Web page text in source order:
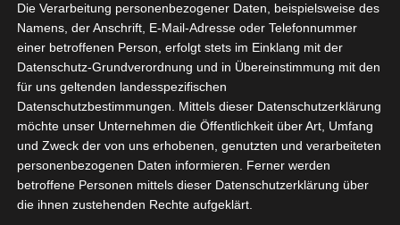
03, 2021
Royale
Repair
Pflege
Abeille Royale Eye R Repair Serum
März 26, 2021 | Beauty,Pflege ,Produktvorstellungen
Die Verarbeitung personenbezogener Daten, beispielsweise des
Namens, der Anschrift, E-Mail-Adresse oder Telefonnummer
einer betroffenen Person, erfolgt stets im Einklang mit der
Datenschutz-Grundverordnung und in Übereinstimmung mit den
für uns geltenden landesspezifischen
Datenschutzbestimmungen. Mittels dieser Datenschutzerklärung
möchte unser Unternehmen die Öffentlichkeit über Art, Umfang
und Zweck der von uns erhobenen, genutzten und verarbeiteten
personenbezogenen Daten informieren. Ferner werden
betroffene Personen mittels dieser Datenschutzerklärung über
die ihnen zustehenden Rechte aufgeklärt.